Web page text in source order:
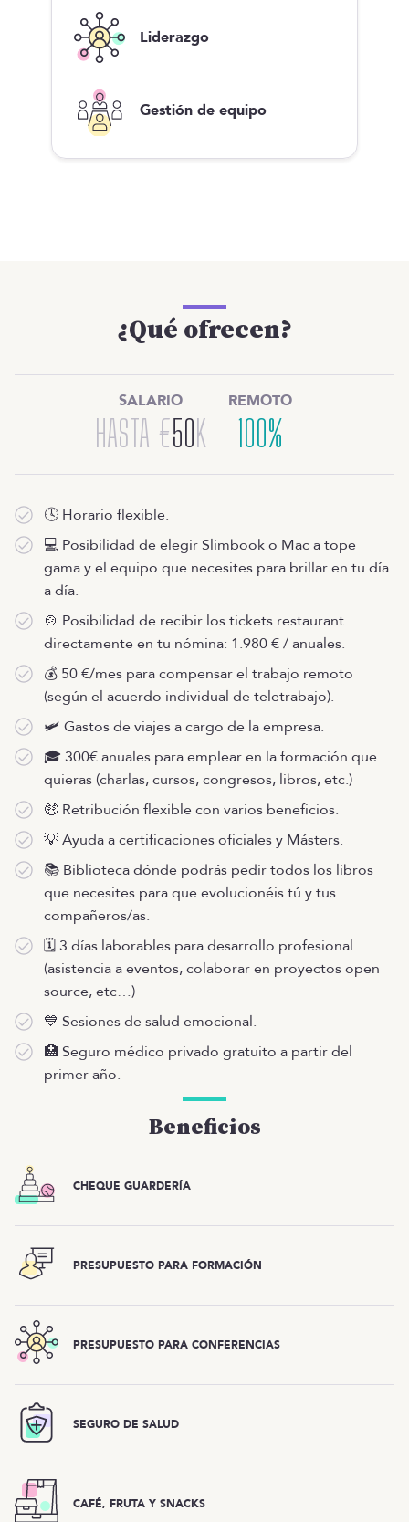
Liderazgo
Gestión de equipo
¿Qué ofrecen?
SALARIO
HASTA €50K
REMOTO
100%
🕓 Horario flexible.
💻 Posibilidad de elegir Slimbook o Mac a tope
gama y el equipo que necesites para brillar en tu día
a día.
🍲 Posibilidad de recibir los tickets restaurant
directamente en tu nómina: 1.980 € / anuales.
💰 50 €/mes para compensar el trabajo remoto
(según el acuerdo individual de teletrabajo).
🛩️ Gastos de viajes a cargo de la empresa.
🎓 300€ anuales para emplear en la formación que
quieras (charlas, cursos, congresos, libros, etc.)
🤑 Retribución flexible con varios beneficios.
💡 Ayuda a certificaciones oficiales y Másters.
📚 Biblioteca dónde podrás pedir todos los libros
que necesites para que evolucionéis tú y tus
compañeros/as.
🗓️ 3 días laborables para desarrollo profesional
(asistencia a eventos, colaborar en proyectos open
source, etc…)
💙 Sesiones de salud emocional.
🏥 Seguro médico privado gratuito a partir del
primer año.
Beneficios
CHEQUE GUARDERÍA
PRESUPUESTO PARA FORMACIÓN
PRESUPUESTO PARA CONFERENCIAS
SEGURO DE SALUD
CAFÉ, FRUTA Y SNACKS